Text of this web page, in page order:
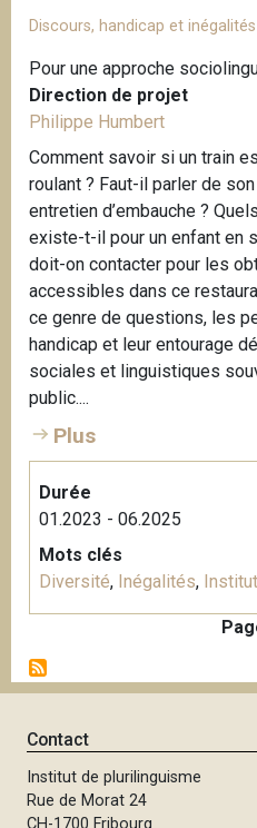
Discours, handicap et inégalités
Pour une approche
Direction de projet
Philippe Humbert
Comment savoir si un train
roulant ? Faut-il parler de son
entretien d’embauche ?
existe-t-il pour un enfant en
doit-on contacter pour les
accessibles dans ce
ce genre de questions, les
handicap et leur entourage
sociales et linguistiques
public....
Plus
Durée
01.2023 - 06.2025
Mots clés
Diversité, Inégalités,
g
i
a
t
i
o
Contact
Institut de plurilinguisme
Rue de Morat 24
CH-1700 Fribourg